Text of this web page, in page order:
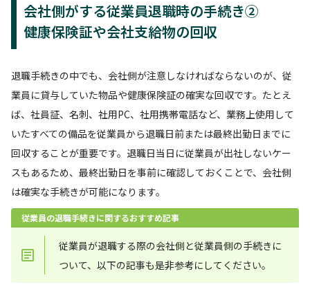
会社側がする従業員退職時の手続き②
健康保険証や会社支給物の回収
退職手続きの中でも、会社側が注意しなければならないのが、従
業員に貸与していた物品や健康保険証の確実な回収です。たとえ
ば、社員証、名刺、社用PC、社用携帯電話など、業務上使用して
いたすべての備品を従業員から退職日前または最終出勤日までに
回収することが重要です。退職日当日に従業員が出社しないケー
スもあるため、最終出勤日を事前に確認しておくことで、会社側
は確実な手続きが可能になります。
従業員の退職手続きに関するおすすめ記事
従業員が退職する際の会社側と従業員側の手続きに
ついて、以下の記事も是非参考にしてください。